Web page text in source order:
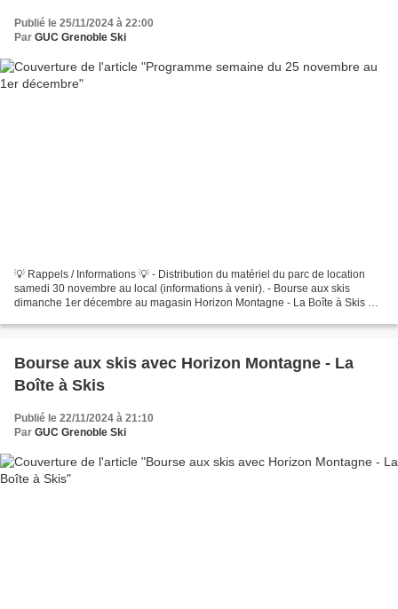
Publié le 25/11/2024 à 22:00
Par GUC Grenoble Ski
💡 Rappels / Informations 💡 - Distribution du matériel du parc de location
samedi 30 novembre au local (informations à venir). - Bourse aux skis
dimanche 1er décembre au magasin Horizon Montagne - La Boîte à Skis à
Bourse aux skis avec Horizon Montagne - La
Boîte à Skis
Publié le 22/11/2024 à 21:10
Par GUC Grenoble Ski